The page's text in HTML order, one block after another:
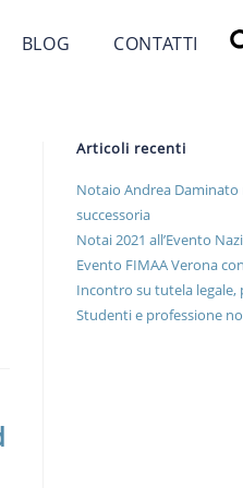
BLOG CONTATTI
Articoli recenti
Notaio Andrea
successoria
Notai 2021 all’Evento
Evento FIMAA Verona
Incontro su tutela
Studenti e professione